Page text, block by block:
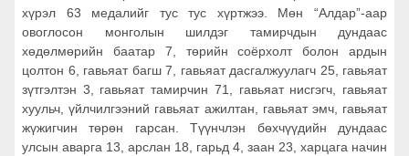
хүрэл 63 медалийг тус тус хүртжээ. Мөн “Алдар”-аар
овоглосон монголын шилдэг тамирчдын дундаас
хөдөлмөрийн баатар 7, төрийн соёрхолт болон ардын
цолтон 6, гавьяат багш 7, гавьяат дасгалжуулагч 25, гавьяат
зүтгэлтэн 3, гавьяат тамирчин 71, гавьяат нисгэгч, гавьяат
хуульч, үйлчилгээний гавьяат ажилтан, гавьяат эмч, гавьяат
жүжигчин төрөн гарсан. Түүнчлэн бөхчүүдийн дундаас
улсын аварга 13, арслан 18, гарьд 4, заан 23, харцага начин